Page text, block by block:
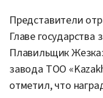
Представители
Главе государства
Плавильщик
завода ТОО
отметил, что